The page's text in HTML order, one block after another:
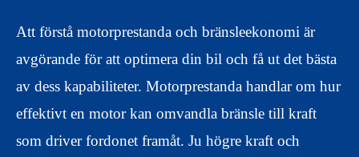
Att förstå motorprestanda och bränsleekonomi är
avgörande för att optimera din bil och få ut det bästa
av dess kapabiliteter. Motorprestanda handlar om hur
effektivt en motor kan omvandla bränsle till kraft
som driver fordonet framåt. Ju högre kraft och